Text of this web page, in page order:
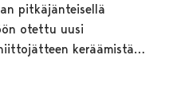
pitkäjänteisellä
otettu uusi
keräämistä…